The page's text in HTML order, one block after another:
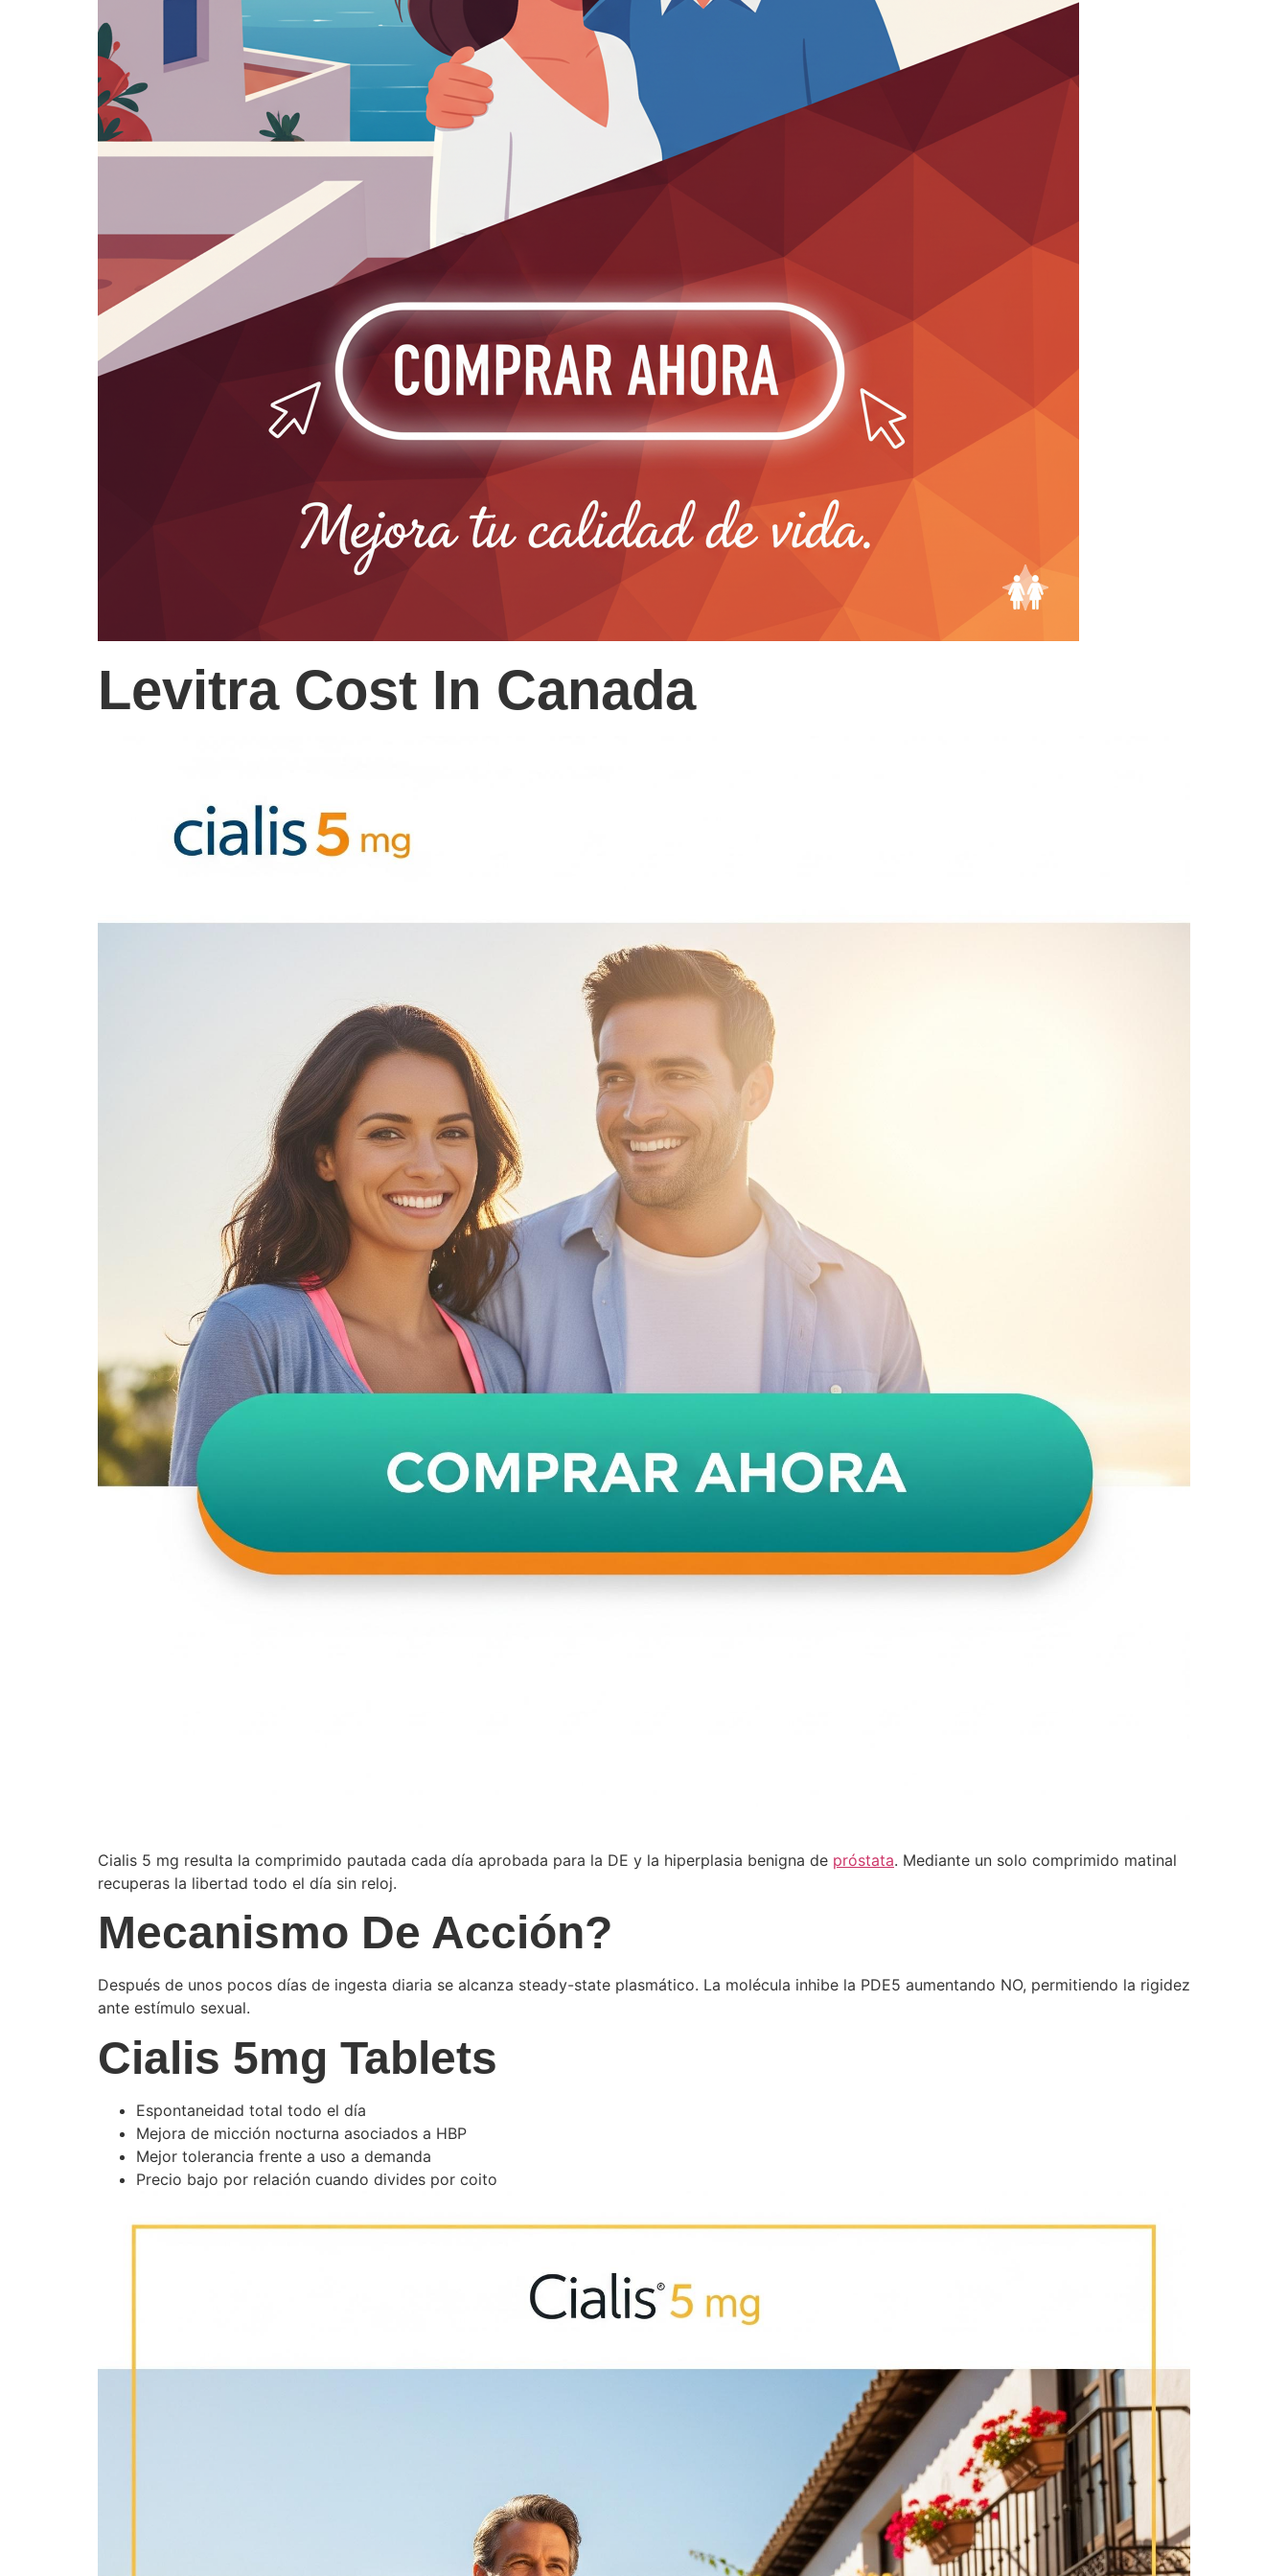
Levitra Cost In Canada
Cialis 5 mg resulta la comprimido pautada cada día aprobada para la DE y la hiperplasia benigna de próstata. Mediante un solo comprimido matinal
recuperas la libertad todo el día sin reloj.
Mecanismo De Acción?
Después de unos pocos días de ingesta diaria se alcanza steady-state plasmático. La molécula inhibe la PDE5 aumentando NO, permitiendo la rigidez
ante estímulo sexual.
Cialis 5mg Tablets
Espontaneidad total todo el día
Mejora de micción nocturna asociados a HBP
Mejor tolerancia frente a uso a demanda
Precio bajo por relación cuando divides por coito